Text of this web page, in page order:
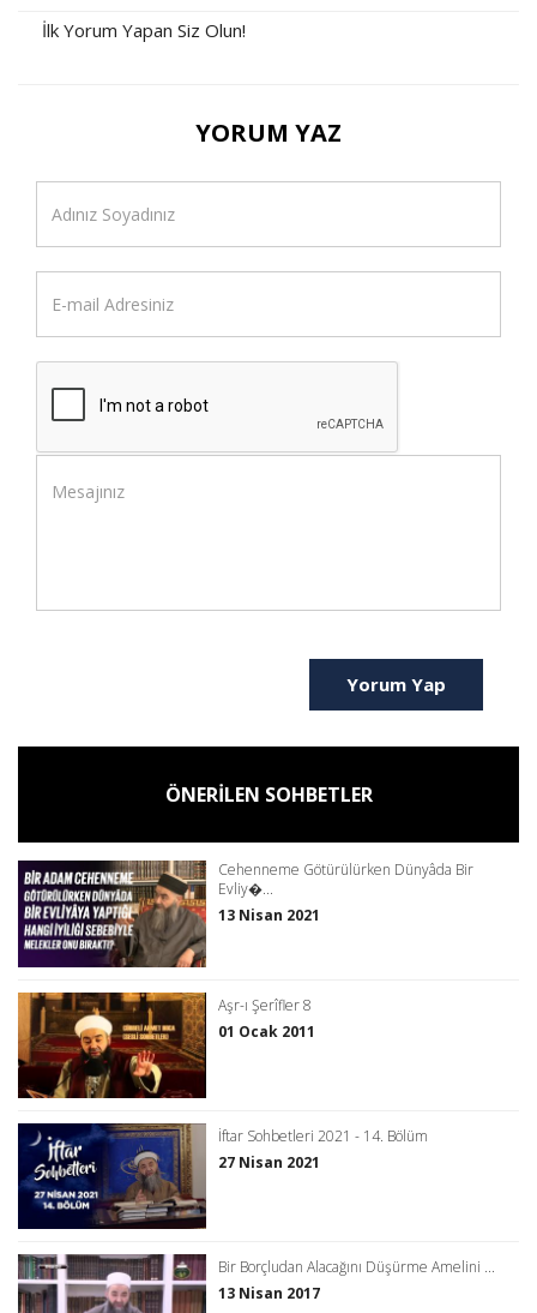
İlk Yorum Yapan Siz Olun!
YORUM YAZ
Yorum Yap
ÖNERİLEN SOHBETLER
Cehenneme Götürülürken Dünyâda Bir
Evliy�...
13 Nisan 2021
Aşr-ı Şerîfler 8
01 Ocak 2011
İftar Sohbetleri 2021 - 14. Bölüm
27 Nisan 2021
Bir Borçludan Alacağını Düşürme Amelini ...
13 Nisan 2017